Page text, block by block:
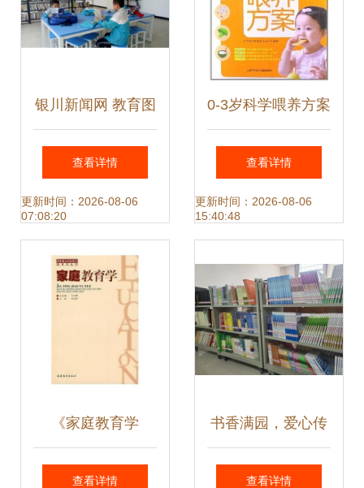
银川新闻网 教育图
书的普及与创新引
领阅读新风尚
查看详情
更新时间：2026-08-06
07:08:20
0-3岁科学喂养方案
奠定宝宝健康成长
的营养基石
查看详情
更新时间：2026-08-06
15:40:48
《家庭教育学
〔新〕》评介 当代
查看详情
书香满园，爱心传
递——学校教职工
查看详情